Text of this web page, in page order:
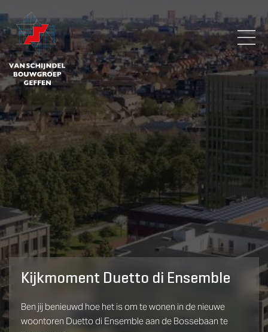
Kijkmoment Duetto di Ensemble
Ben jij benieuwd hoe het is om te wonen in de nieuwe
woontoren Duetto di Ensemble aan de Bossebaan te